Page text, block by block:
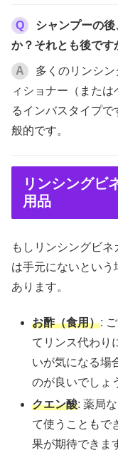
Q
シャンプーの
か？それとも後です
A
多くのリンシ
ィショナー（また
るインバスタイプ
般的です。
リンシングビ
用品
もしリンシングビ
は手元にないとい
あります。
お酢（食用）:
てリンス代わり
いが気になる場
のが良いでしょ
クエン酸: 薬局
て使うこともで
果が期待できま